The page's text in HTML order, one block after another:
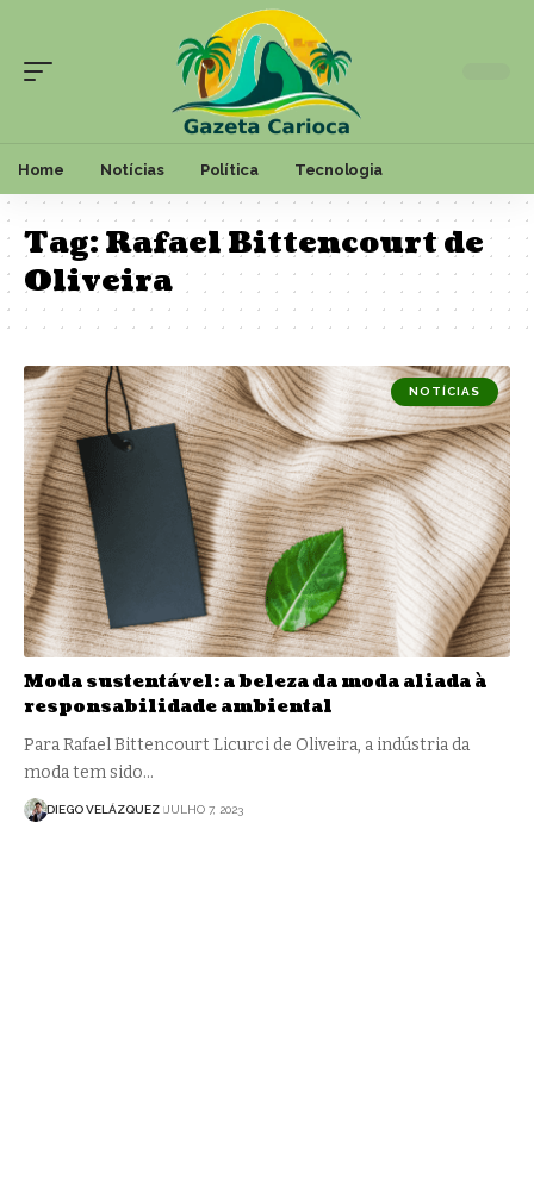
Home Notícias Política Tecnologia
Tag:Rafael Bittencourt de
Oliveira
NOTÍCIAS
Moda sustentável: a beleza da moda aliada à
responsabilidade ambiental
Para Rafael Bittencourt Licurci de Oliveira, a indústria da
moda tem sido…
DIEGO VELÁZQUEZ JULHO 7, 2023